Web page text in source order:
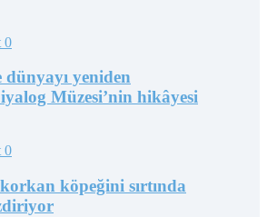
0
yeniden
Müzesi’nin hikâyesi
0
köpeğini sırtında